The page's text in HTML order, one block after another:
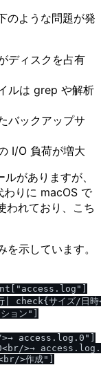
のような問題が発
ディスクを占有
ルは grep や解析
バックアップサ
I/O 負荷が増大
がありますが、
わりに macOS で
われており、こち
示しています。
check{サイズ/日時
ョン"]
access.log.0"]
>→
>作成"]